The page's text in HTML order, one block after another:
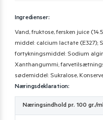
Ingredienser:
Vand, fruktose, fersken juice
middel: calcium lactate (E327);
fortykningsmiddel: Sodium
Xanthangummi;
sødemiddel: Sukralose,
Næringsdeklaration:
Næringsindhold pr. 100 gr./